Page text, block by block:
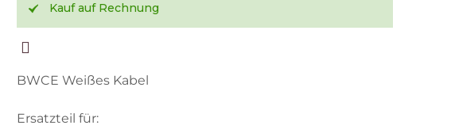
Kauf auf Rechnung
BWCE Weißes Kabel
Ersatzteil für: